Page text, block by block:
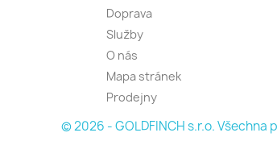
Doprava
Služby
O nás
Mapa stránek
Prodejny
© 2026 - GOLDFINCH s.r.o.